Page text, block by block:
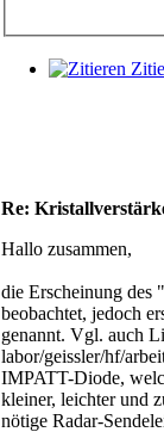
Re:
Hallo zusammen,
die Erscheinung des
beobachtet, jedoch
genannt. Vgl. auch
labor/geissler/hf/
IMPATT-Diode,
kleiner, leichter und
nötige Radar-